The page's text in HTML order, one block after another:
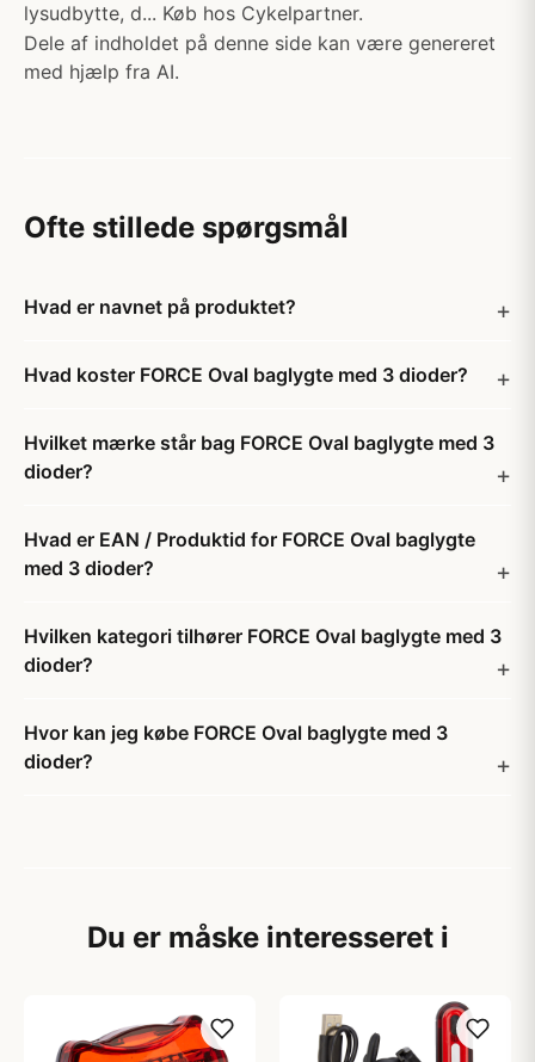
lysudbytte, d... Køb hos Cykelpartner.
Dele af indholdet på denne side kan være genereret
med hjælp fra AI.
Ofte stillede spørgsmål
Hvad er navnet på produktet?
Hvad koster FORCE Oval baglygte med 3 dioder?
Hvilket mærke står bag FORCE Oval baglygte med 3
dioder?
Hvad er EAN / Produktid for FORCE Oval baglygte
med 3 dioder?
Hvilken kategori tilhører FORCE Oval baglygte med 3
dioder?
Hvor kan jeg købe FORCE Oval baglygte med 3
dioder?
Du er måske interesseret i